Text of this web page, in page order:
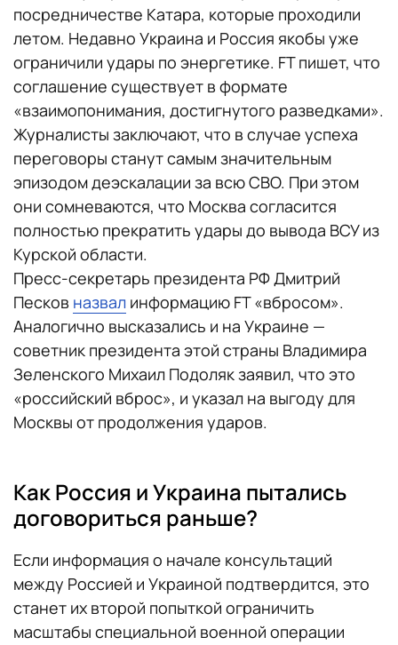
посредничестве Катара, которые проходили
летом. Недавно Украина и Россия якобы уже
ограничили удары по энергетике. FT пишет, что
соглашение существует в формате
«взаимопонимания, достигнутого разведками».
Журналисты заключают, что в случае успеха
переговоры станут самым значительным
эпизодом деэскалации за всю СВО. При этом
они сомневаются, что Москва согласится
полностью прекратить удары до вывода ВСУ из
Курской области.
Пресс-секретарь президента РФ Дмитрий
Песков назвал информацию FT «вбросом».
Аналогично высказались и на Украине —
советник президента этой страны Владимира
Зеленского Михаил Подоляк заявил, что это
«российский вброс», и указал на выгоду для
Москвы от продолжения ударов.
Как Россия и Украина пытались
договориться раньше?
Если информация о начале консультаций
между Россией и Украиной подтвердится, это
станет их второй попыткой ограничить
масштабы специальной военной операции